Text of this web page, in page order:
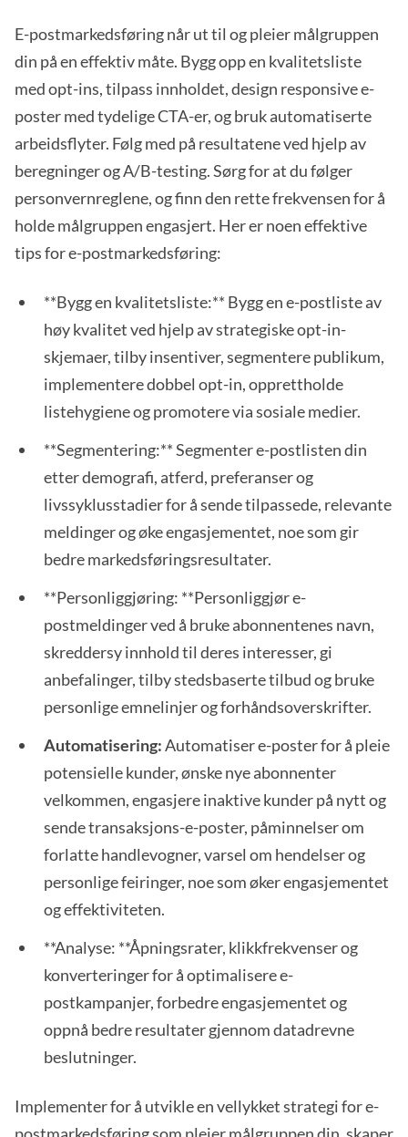
E-postmarkedsføring når ut til og pleier målgruppen
din på en effektiv måte. Bygg opp en kvalitetsliste
med opt-ins, tilpass innholdet, design responsive e-
poster med tydelige CTA-er, og bruk automatiserte
arbeidsflyter. Følg med på resultatene ved hjelp av
beregninger og A/B-testing. Sørg for at du følger
personvernreglene, og finn den rette frekvensen for å
holde målgruppen engasjert. Her er noen effektive
tips for e-postmarkedsføring:
**Bygg en kvalitetsliste:** Bygg en e-postliste av
høy kvalitet ved hjelp av strategiske opt-in-
skjemaer, tilby insentiver, segmentere publikum,
implementere dobbel opt-in, opprettholde
listehygiene og promotere via sosiale medier.
**Segmentering:** Segmenter e-postlisten din
etter demografi, atferd, preferanser og
livssyklusstadier for å sende tilpassede, relevante
meldinger og øke engasjementet, noe som gir
bedre markedsføringsresultater.
**Personliggjøring: **Personliggjør e-
postmeldinger ved å bruke abonnentenes navn,
skreddersy innhold til deres interesser, gi
anbefalinger, tilby stedsbaserte tilbud og bruke
personlige emnelinjer og forhåndsoverskrifter.
Automatisering:Automatiser e-poster for å pleie
potensielle kunder, ønske nye abonnenter
velkommen, engasjere inaktive kunder på nytt og
sende transaksjons-e-poster, påminnelser om
forlatte handlevogner, varsel om hendelser og
personlige feiringer, noe som øker engasjementet
og effektiviteten.
**Analyse: **Åpningsrater, klikkfrekvenser og
konverteringer for å optimalisere e-
postkampanjer, forbedre engasjementet og
oppnå bedre resultater gjennom datadrevne
beslutninger.
Implementer for å utvikle en vellykket strategi for e-